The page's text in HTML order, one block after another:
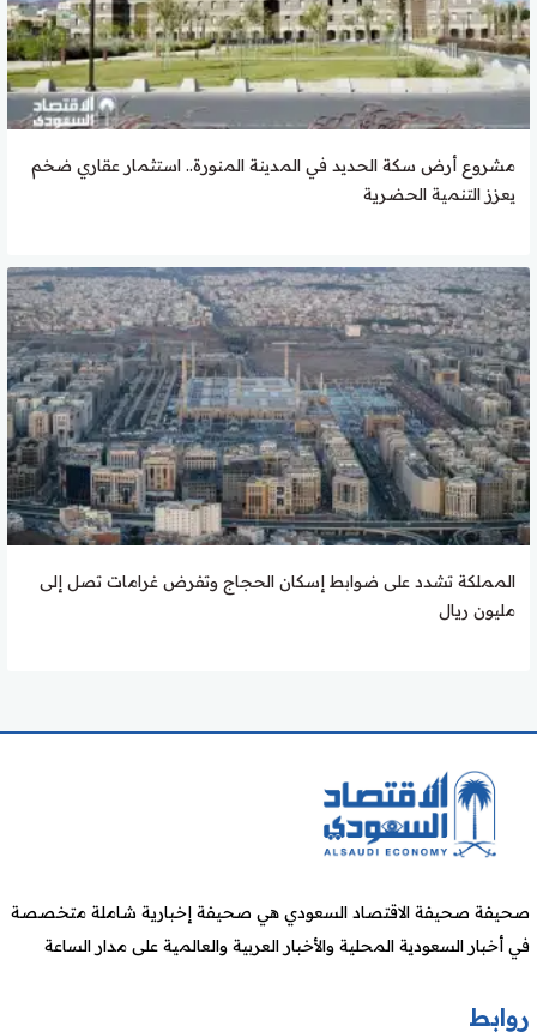
مشروع أرض سكة الحديد في المدينة المنورة.. استثمار عقاري ضخم
يعزز التنمية الحضرية
المملكة تشدد على ضوابط إسكان الحجاج وتفرض غرامات تصل إلى
مليون ريال
صحيفة صحيفة الاقتصاد السعودي هي صحيفة إخبارية شاملة متخصصة
في أخبار السعودية المحلية والأخبار العربية والعالمية على مدار الساعة
روابط